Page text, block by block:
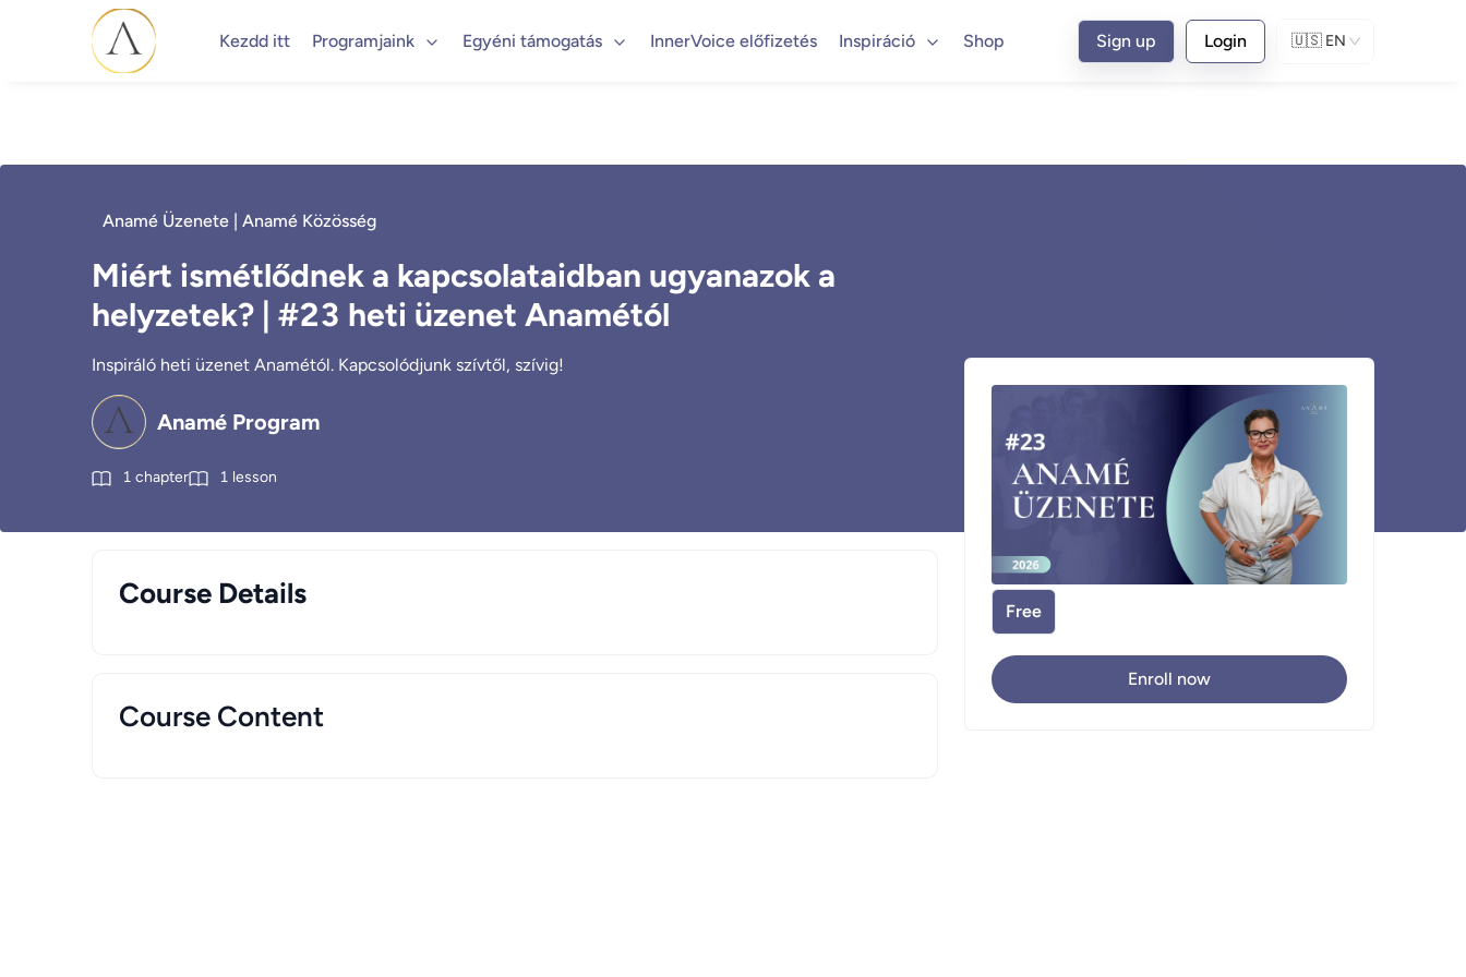
Kezdd itt Programjaink Egyéni támogatás InnerVoice előfizetés Inspiráció Shop Sign up Login 🇺🇸 EN
Anamé Üzenete | Anamé Közösség
Miért ismétlődnek a kapcsolataidban ugyanazok a
helyzetek? | #23 heti üzenet Anamétól
Inspiráló heti üzenet Anamétól. Kapcsolódjunk szívtől, szívig!
Anamé Program
1 chapter 1 lesson
Course Details
Course Content
Free
Enroll now